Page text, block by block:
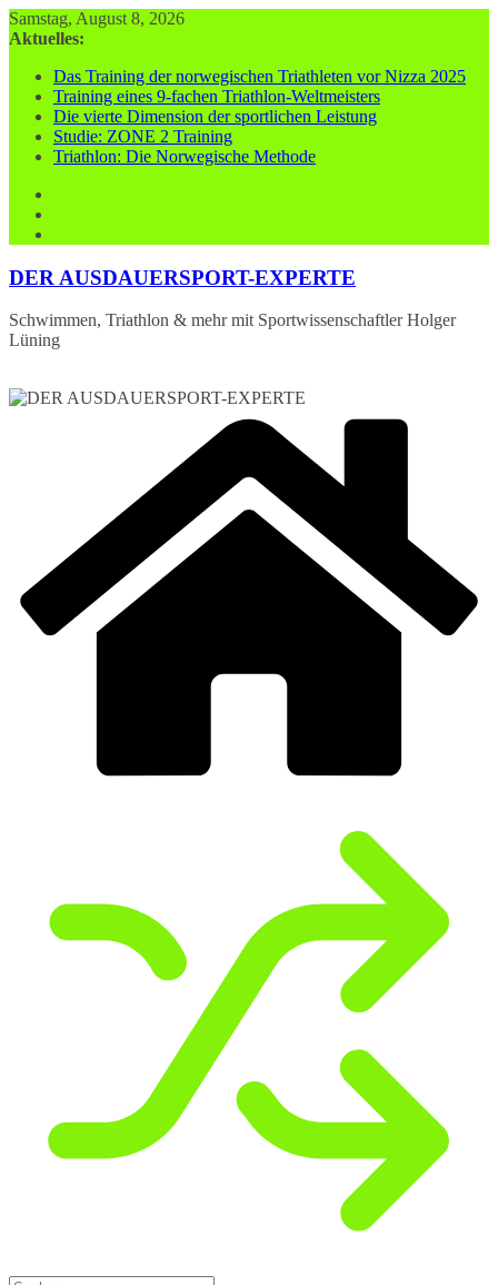
Zum
Inhalt
Samstag, August 8, 2026
Aktuelles:
Das Training der norwegischen Triathleten vor Nizza 2025
Training eines 9-fachen Triathlon-Weltmeisters
Die vierte Dimension der sportlichen Leistung
Studie: ZONE 2 Training
Triathlon: Die Norwegische Methode
DER AUSDAUERSPORT-EXPERTE
Schwimmen, Triathlon & mehr mit Sportwissenschaftler Holger
Lüning